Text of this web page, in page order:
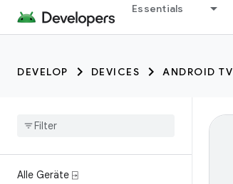
Essentials
DEVELOP DEVICES ANDROID TV
Alle Geräte ⍈